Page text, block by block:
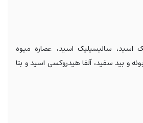
اسید، سالیسیلیک اسید، عصاره میوه
و بید سفید، آلفا هیدروکسی اسید و بتا